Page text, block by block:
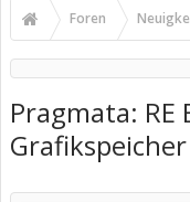
Foren
Pragmata: RE